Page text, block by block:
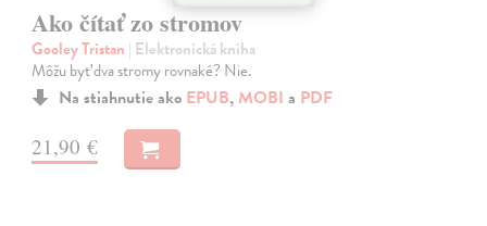
Ako čítať zo stromov
Gooley Tristan | Elektronická kniha
Môžu byť dva stromy rovnaké? Nie.
Na stiahnutie ako EPUB, MOBI a PDF
21,90 €